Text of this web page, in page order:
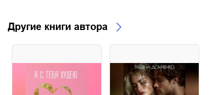
Другие книги автора